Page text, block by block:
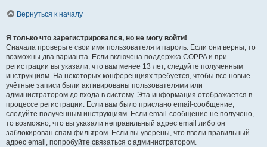
Вернуться к началу
Я только что зарегистрировался, но не могу войти!
Сначала проверьте свои имя пользователя и пароль. Если они верны, то
возможны два варианта. Если включена поддержка COPPA и при
регистрации вы указали, что вам менее 13 лет, следуйте полученным
инструкциям. На некоторых конференциях требуется, чтобы все новые
учётные записи были активированы пользователями или
администратором до входа в систему. Эта информация отображается в
процессе регистрации. Если вам было прислано email-сообщение,
следуйте полученным инструкциям. Если email-сообщение не получено,
то возможно, что вы указали неправильный адрес email либо он
заблокирован спам-фильтром. Если вы уверены, что ввели правильный
адрес email, попробуйте связаться с администратором.